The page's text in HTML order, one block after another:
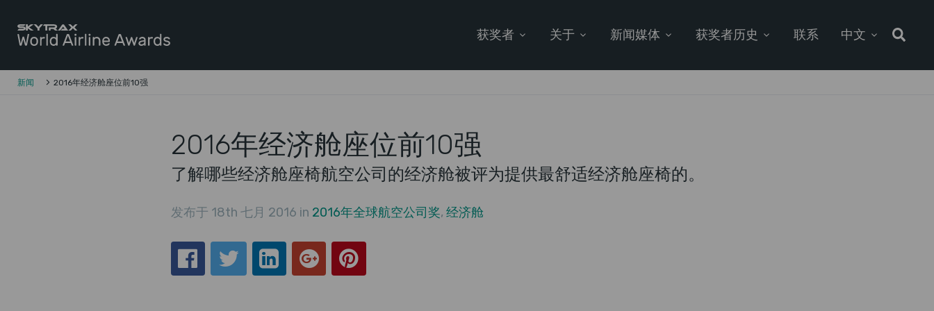
获奖者 关于 新闻媒体 获奖者历史 联系 中文
跳至内容
新闻 2016年经济舱座位前10强
2016年经济舱座位前10强
了解哪些经济舱座椅航空公司的经济舱被评为提供最舒适经济舱座椅的。
发布于 18th 七月 2016 in 2016年全球航空公司奖, 经济舱